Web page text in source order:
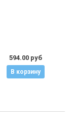
594.00 руб
В корзину